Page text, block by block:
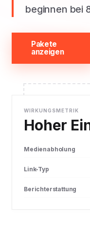
beginnen bei
Pakete
anzeigen
WIRKUNGSMETRIK
Hoher
Medienabholung
Link-Typ
Berichterstattung